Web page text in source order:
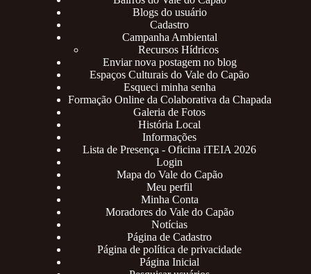
Blogs do usuário
Cadastro
Campanha Ambiental
Recursos Hídricos
Enviar nova postagem no blog
Espaços Culturais do Vale do Capão
Esqueci minha senha
Formação Online da Colaborativa da Chapada
Galeria de Fotos
História Local
Informações
Lista de Presença - Oficina iTEIA 2026
Login
Mapa do Vale do Capão
Meu perfil
Minha Conta
Moradores do Vale do Capão
Notícias
Página de Cadastro
Página de política de privacidade
Página Inicial